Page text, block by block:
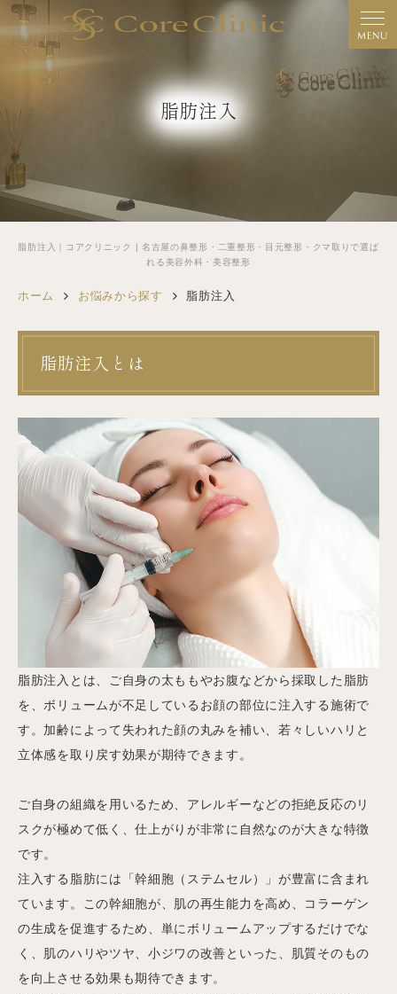
MENU
脂肪注入
脂肪注入｜コアクリニック | 名古屋の鼻整形・二重整形・目元整形・クマ取りで選ば
れる美容外科・美容整形
ホーム お悩みから探す 脂肪注入
脂肪注入とは
脂肪注入とは、ご自身の太ももやお腹などから採取した脂肪
を、ボリュームが不足しているお顔の部位に注入する施術で
す。加齢によって失われた顔の丸みを補い、若々しいハリと
立体感を取り戻す効果が期待できます。
ご自身の組織を用いるため、アレルギーなどの拒絶反応のリ
スクが極めて低く、仕上がりが非常に自然なのが大きな特徴
です。
注入する脂肪には「幹細胞（ステムセル）」が豊富に含まれ
ています。この幹細胞が、肌の再生能力を高め、コラーゲン
の生成を促進するため、単にボリュームアップするだけでな
く、肌のハリやツヤ、小ジワの改善といった、肌質そのもの
を向上させる効果も期待できます。